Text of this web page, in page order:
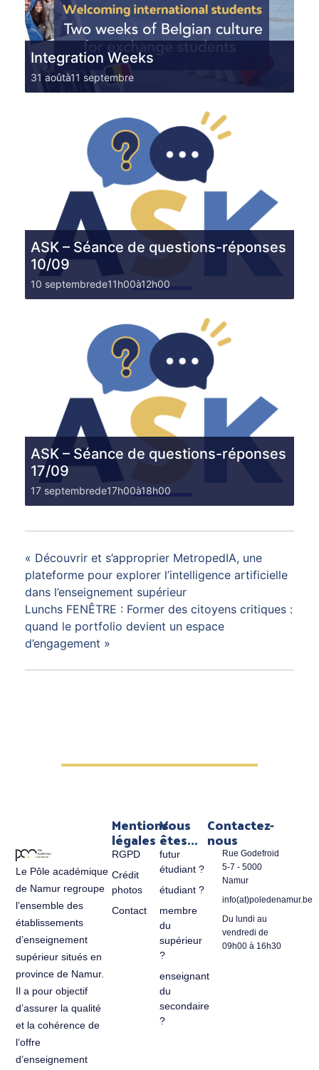
Integration Weeks
31 aoûtà11 septembre
ASK – Séance de questions-réponses
10/09
10 septembrede11h00à12h00
ASK – Séance de questions-réponses
17/09
17 septembrede17h00à18h00
« Découvrir et s’approprier MetropedIA, une
plateforme pour explorer l’intelligence artificielle
dans l’enseignement supérieur
Lunchs FENÊTRE : Former des citoyens critiques :
quand le portfolio devient un espace
d’engagement »
Le Pôle académique
de Namur regroupe
l’ensemble des
établissements
d’enseignement
supérieur situés en
province de Namur.
Il a pour objectif
d’assurer la qualité
et la cohérence de
l’offre
d’enseignement
Vous
êtes...
futur
étudiant ?
étudiant ?
membre
du
supérieur
?
enseignant
du
secondaire
?
Mentions
légales
RGPD
Crédit
photos
Contact
Contactez-
nous
Rue Godefroid
5-7 - 5000
Namur
info(at)poledenamur.be
Du lundi au
vendredi de
09h00 à 16h30